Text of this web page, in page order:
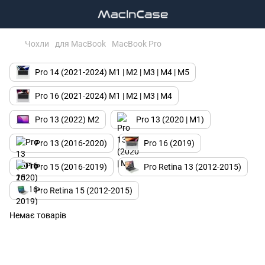
Чохли для MacBook MacBook Pro
Pro 14 (2021-2024) M1 | M2 | M3 | M4 | M5
Pro 16 (2021-2024) M1 | M2 | M3 | M4
Pro 13 (2022) M2 Pro 13 (2020 | M1)
Pro 13 (2016-2020) Pro 16 (2019)
Pro 15 (2016-2019) Pro Retina 13 (2012-2015)
Pro Retina 15 (2012-2015)
Немає товарів